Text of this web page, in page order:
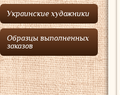
Украинские художники
Образцы выполненных
заказов